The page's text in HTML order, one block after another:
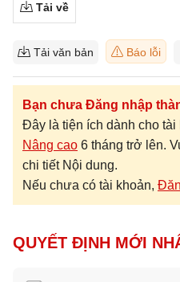
Tải về
Tải văn bản Báo lỗi
Bạn chưa Đăng nhập
Đây là tiện ích dành cho tài
Nâng cao 6 tháng trở lên.
chi tiết Nội dung.
Nếu chưa có tài khoản,
QUYẾT ĐỊNH MỚI